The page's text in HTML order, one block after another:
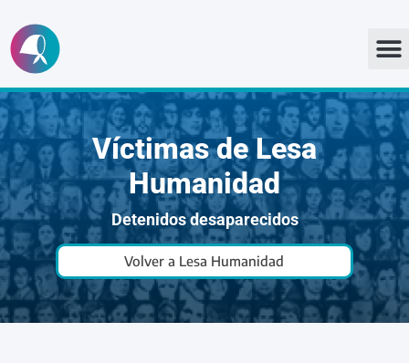
Ir
al
contenido
Víctimas de Lesa
Humanidad
Detenidos desaparecidos
Volver a Lesa Humanidad